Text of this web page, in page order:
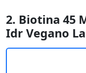
2. Biotina 45
Idr Vegano